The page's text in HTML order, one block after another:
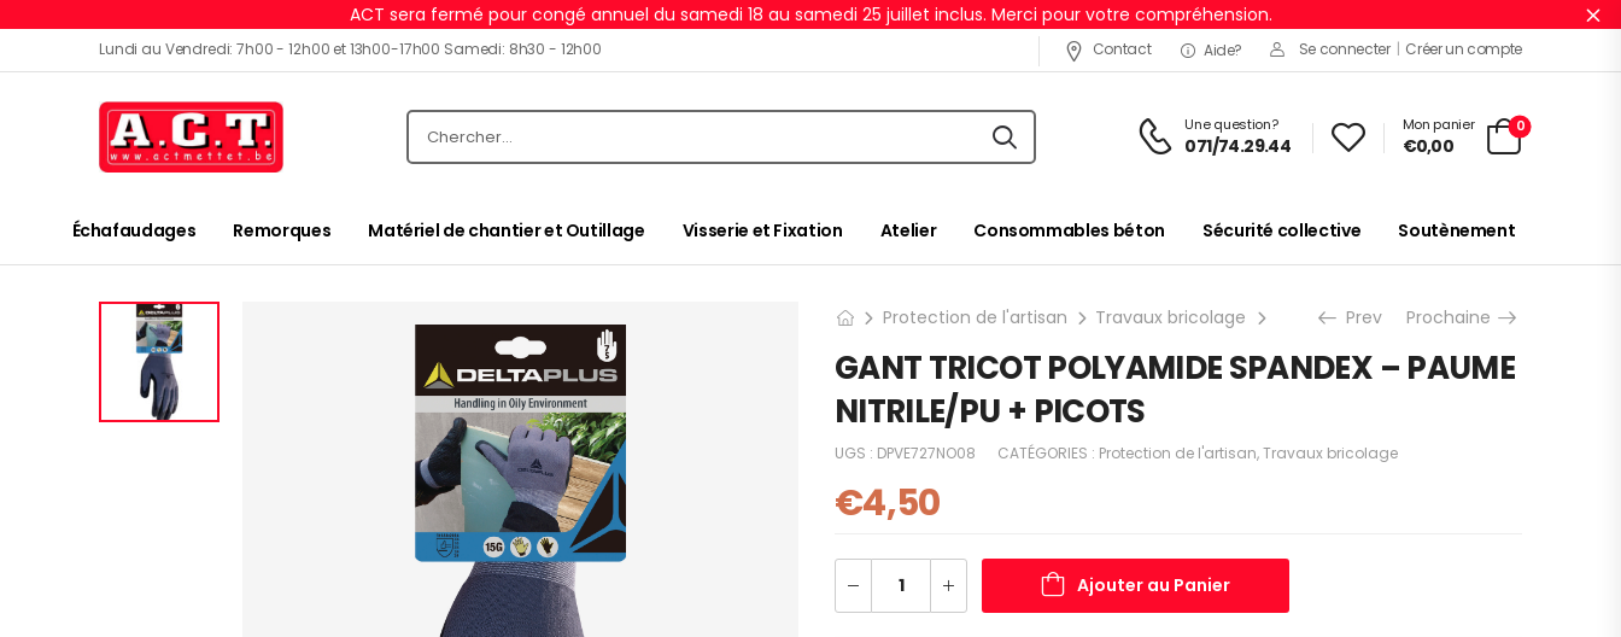
ACT sera fermé pour congé annuel du samedi 18 au samedi 25 juillet inclus. Merci pour votre compréhension.
Lundi au Vendredi: 7h00 - 12h00 et 13h00-17h00 Samedi: 8h30 - 12h00 Contact Aide? Se connecter | Créer un compte
Une question?
071/74.29.44
Mon panier
€0,00
0
Échafaudages Remorques Matériel de chantier et Outillage Visserie et Fixation Atelier Consommables béton Sécurité collective Soutènement
Protection de l'artisan Travaux bricolage GANT TRICOT POLYAMIDE SPANDEX –
Prev Prochaine
GANT TRICOT POLYAMIDE SPANDEX – PAUME
NITRILE/PU + PICOTS
UGS : DPVE727NO08 CATÉGORIES : Protection de l'artisan,Travaux bricolage
€4,50
Ajouter au Panier